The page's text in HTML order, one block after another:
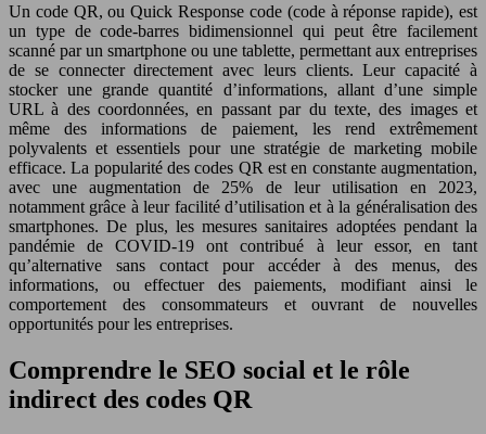
Un code QR, ou Quick Response code (code à réponse rapide), est
un type de code-barres bidimensionnel qui peut être facilement
scanné par un smartphone ou une tablette, permettant aux entreprises
de se connecter directement avec leurs clients. Leur capacité à
stocker une grande quantité d’informations, allant d’une simple
URL à des coordonnées, en passant par du texte, des images et
même des informations de paiement, les rend extrêmement
polyvalents et essentiels pour une stratégie de marketing mobile
efficace. La popularité des codes QR est en constante augmentation,
avec une augmentation de 25% de leur utilisation en 2023,
notamment grâce à leur facilité d’utilisation et à la généralisation des
smartphones. De plus, les mesures sanitaires adoptées pendant la
pandémie de COVID-19 ont contribué à leur essor, en tant
qu’alternative sans contact pour accéder à des menus, des
informations, ou effectuer des paiements, modifiant ainsi le
comportement des consommateurs et ouvrant de nouvelles
opportunités pour les entreprises.
Comprendre le SEO social et le rôle
indirect des codes QR